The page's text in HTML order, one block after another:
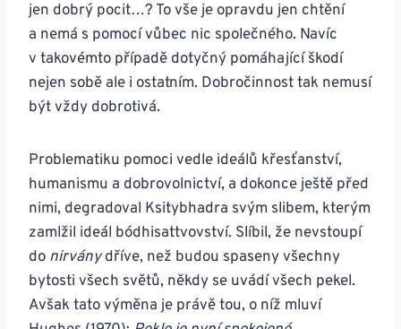
jen dobrý pocit…? To vše je opravdu jen chtění
a nemá s pomocí vůbec nic společného. Navíc
v takovémto případě dotyčný pomáhající škodí
nejen sobě ale i ostatním. Dobročinnost tak nemusí
být vždy dobrotivá.
Problematiku pomoci vedle ideálů křesťanství,
humanismu a dobrovolnictví, a dokonce ještě před
nimi, degradoval Ksitybhadra svým slibem, kterým
zamlžil ideál bódhisattvovství. Slíbil, že nevstoupí
do nirványdříve, než budou spaseny všechny
bytosti všech světů, někdy se uvádí všech pekel.
Avšak tato výměna je právě tou, o níž mluví